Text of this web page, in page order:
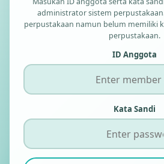
administrator sistem
perpustakaan namun belum memiliki
perpustakaan.
ID Anggota
Kata Sandi